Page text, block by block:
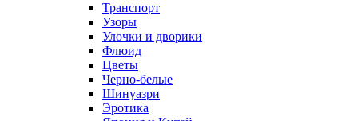
Транспорт
Узоры
Улочки и дворики
Флюид
Цветы
Черно-белые
Шинуазри
Эротика